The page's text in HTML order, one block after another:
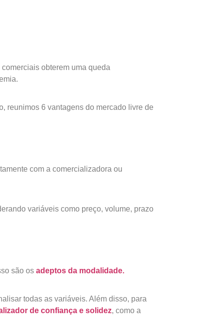
obterem uma queda
reunimos 6 vantagens do mercado livre de
com a comercializadora ou
variáveis como preço, volume, prazo
são os adeptos da modalidade.
todas as variáveis. Além disso, para
de confiança e solidez, como a